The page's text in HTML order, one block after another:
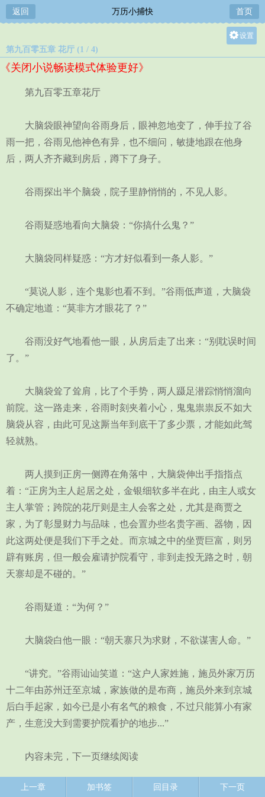
返回 万历小捕快 首页
设置
第九百零五章 花厅 (1 / 4)
《关闭小说畅读模式体验更好》
第九百零五章花厅
大脑袋眼神望向谷雨身后，眼神忽地变了，伸手拉了谷
雨一把，谷雨见他神色有异，也不细问，敏捷地跟在他身
后，两人齐齐藏到房后，蹲下了身子。
谷雨探出半个脑袋，院子里静悄悄的，不见人影。
谷雨疑惑地看向大脑袋：“你搞什么鬼？”
大脑袋同样疑惑：“方才好似看到一条人影。”
“莫说人影，连个鬼影也看不到。”谷雨低声道，大脑袋
不确定地道：“莫非方才眼花了？”
谷雨没好气地看他一眼，从房后走了出来：“别耽误时间
了。”
大脑袋耸了耸肩，比了个手势，两人蹑足潜踪悄悄溜向
前院。这一路走来，谷雨时刻夹着小心，鬼鬼祟祟反不如大
脑袋从容，由此可见这厮当年到底干了多少票，才能如此驾
轻就熟。
两人摸到正房一侧蹲在角落中，大脑袋伸出手指指点
着：“正房为主人起居之处，金银细软多半在此，由主人或女
主人掌管；跨院的花厅则是主人会客之处，尤其是商贾之
家，为了彰显财力与品味，也会置办些名贵字画、器物，因
此这两处便是我们下手之处。而京城之中的坐贾巨富，则另
辟有账房，但一般会雇请护院看守，非到走投无路之时，朝
天寨却是不碰的。”
谷雨疑道：“为何？”
大脑袋白他一眼：“朝天寨只为求财，不欲谋害人命。”
“讲究。”谷雨讪讪笑道：“这户人家姓施，施员外家万历
十二年由苏州迁至京城，家族做的是布商，施员外来到京城
后白手起家，如今已是小有名气的粮食，不过只能算小有家
产，生意没大到需要护院看护的地步...”
内容未完，下一页继续阅读
上一章 加书签 回目录 下一页